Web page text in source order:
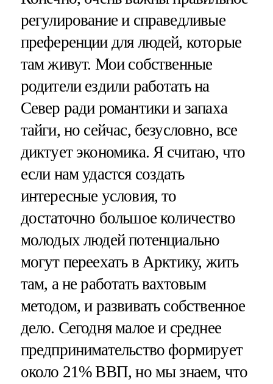
регулирование и справедливые
преференции для людей, которые
там живут. Мои собственные
родители ездили работать на
Север ради романтики и запаха
тайги, но сейчас, безусловно, все
диктует экономика. Я считаю, что
если нам удастся создать
интересные условия, то
достаточно большое количество
молодых людей потенциально
могут переехать в Арктику, жить
там, а не работать вахтовым
методом, и развивать собственное
дело. Сегодня малое и среднее
предпринимательство формирует
около 21% ВВП, но мы знаем, что